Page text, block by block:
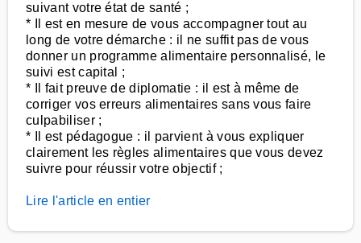
suivant votre état de santé ;
* Il est en mesure de vous accompagner tout au
long de votre démarche : il ne suffit pas de vous
donner un programme alimentaire personnalisé, le
suivi est capital ;
* Il fait preuve de diplomatie : il est à même de
corriger vos erreurs alimentaires sans vous faire
culpabiliser ;
* Il est pédagogue : il parvient à vous expliquer
clairement les règles alimentaires que vous devez
suivre pour réussir votre objectif ;
Lire l'article en entier